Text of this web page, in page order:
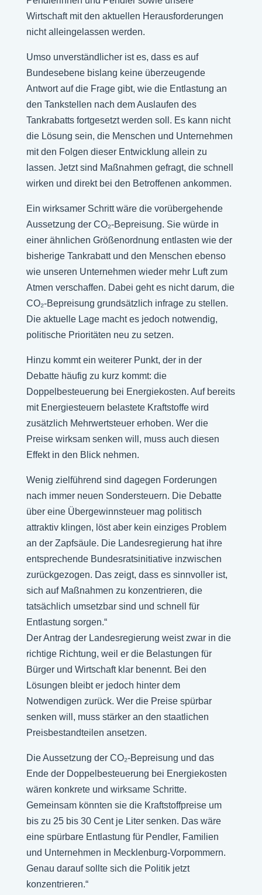
Wirtschaft mit den aktuellen Herausforderungen
nicht alleingelassen werden.
Umso unverständlicher ist es, dass es auf
Bundesebene bislang keine überzeugende
Antwort auf die Frage gibt, wie die Entlastung an
den Tankstellen nach dem Auslaufen des
Tankrabatts fortgesetzt werden soll. Es kann nicht
die Lösung sein, die Menschen und Unternehmen
mit den Folgen dieser Entwicklung allein zu
lassen. Jetzt sind Maßnahmen gefragt, die schnell
wirken und direkt bei den Betroffenen ankommen.
Ein wirksamer Schritt wäre die vorübergehende
Aussetzung der CO₂-Bepreisung. Sie würde in
einer ähnlichen Größenordnung entlasten wie der
bisherige Tankrabatt und den Menschen ebenso
wie unseren Unternehmen wieder mehr Luft zum
Atmen verschaffen. Dabei geht es nicht darum, die
CO₂-Bepreisung grundsätzlich infrage zu stellen.
Die aktuelle Lage macht es jedoch notwendig,
politische Prioritäten neu zu setzen.
Hinzu kommt ein weiterer Punkt, der in der
Debatte häufig zu kurz kommt: die
Doppelbesteuerung bei Energiekosten. Auf bereits
mit Energiesteuern belastete Kraftstoffe wird
zusätzlich Mehrwertsteuer erhoben. Wer die
Preise wirksam senken will, muss auch diesen
Effekt in den Blick nehmen.
Wenig zielführend sind dagegen Forderungen
nach immer neuen Sondersteuern. Die Debatte
über eine Übergewinnsteuer mag politisch
attraktiv klingen, löst aber kein einziges Problem
an der Zapfsäule. Die Landesregierung hat ihre
entsprechende Bundesratsinitiative inzwischen
zurückgezogen. Das zeigt, dass es sinnvoller ist,
sich auf Maßnahmen zu konzentrieren, die
tatsächlich umsetzbar sind und schnell für
Entlastung sorgen.“
Der Antrag der Landesregierung weist zwar in die
richtige Richtung, weil er die Belastungen für
Bürger und Wirtschaft klar benennt. Bei den
Lösungen bleibt er jedoch hinter dem
Notwendigen zurück. Wer die Preise spürbar
senken will, muss stärker an den staatlichen
Preisbestandteilen ansetzen.
Die Aussetzung der CO₂-Bepreisung und das
Ende der Doppelbesteuerung bei Energiekosten
wären konkrete und wirksame Schritte.
Gemeinsam könnten sie die Kraftstoffpreise um
bis zu 25 bis 30 Cent je Liter senken. Das wäre
eine spürbare Entlastung für Pendler, Familien
und Unternehmen in Mecklenburg-Vorpommern.
Genau darauf sollte sich die Politik jetzt
konzentrieren.“